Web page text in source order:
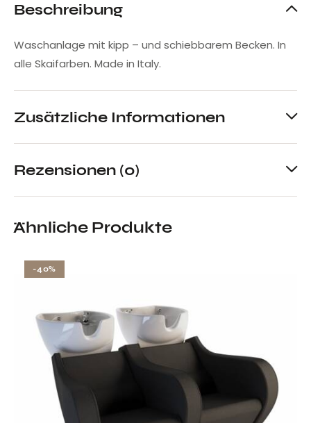
Beschreibung
Waschanlage mit kipp – und schiebbarem Becken. In
alle Skaifarben. Made in Italy.
Zusätzliche Informationen
Rezensionen (0)
Ähnliche Produkte
-40%